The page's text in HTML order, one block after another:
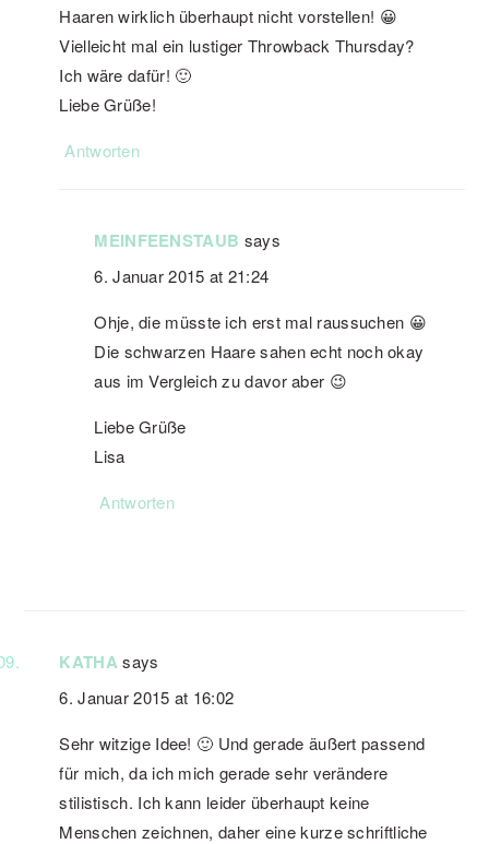
Haaren wirklich überhaupt nicht vorstellen! 😀
Vielleicht mal ein lustiger Throwback Thursday?
Ich wäre dafür! 🙂
Liebe Grüße!
Antworten
MEINFEENSTAUB says
6. Januar 2015 at 21:24
Ohje, die müsste ich erst mal raussuchen 😀
Die schwarzen Haare sahen echt noch okay
aus im Vergleich zu davor aber 😉
Liebe Grüße
Lisa
Antworten
KATHA says
6. Januar 2015 at 16:02
Sehr witzige Idee! 🙂 Und gerade äußert passend
für mich, da ich mich gerade sehr verändere
stilistisch. Ich kann leider überhaupt keine
Menschen zeichnen, daher eine kurze schriftliche